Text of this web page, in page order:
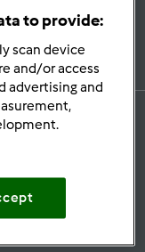
to provide:
scan device
and/or access
advertising and